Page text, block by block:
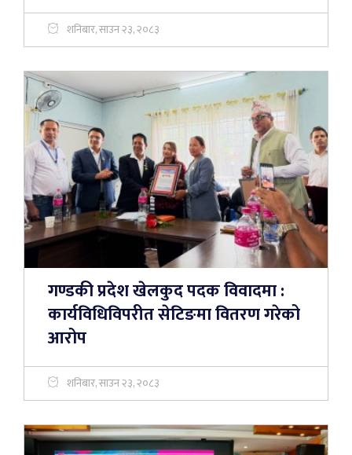
शनिबार, साउन २३, २०८३
गण्डकी प्रदेश खेलकुद पदक विवादमा :
कार्यविधिविपरीत सेटिङमा वितरण गरेको
आरोप
शनिबार, साउन २३, २०८३